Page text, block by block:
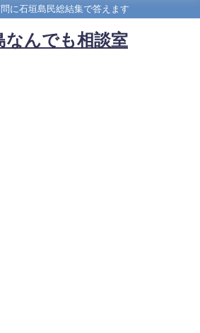
に石垣島民総結集で答えます
なんでも相談室